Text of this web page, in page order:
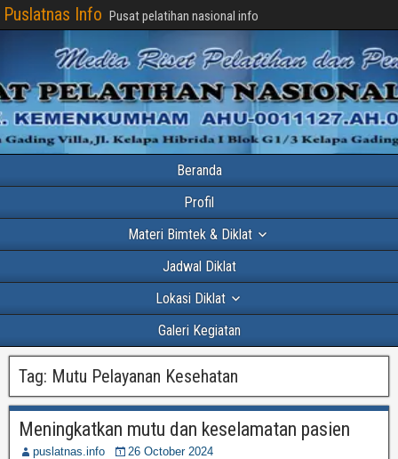
Puslatnas Info Pusat pelatihan nasional info
Beranda
Profil
Materi Bimtek & Diklat
Jadwal Diklat
Lokasi Diklat
Galeri Kegiatan
Tag: Mutu Pelayanan Kesehatan
Meningkatkan mutu dan keselamatan pasien
puslatnas.info
26 October 2024